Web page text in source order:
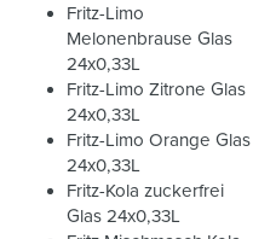
Fritz-Limo
Melonenbrause Glas
24x0,33L
Fritz-Limo Zitrone Glas
24x0,33L
Fritz-Limo Orange Glas
24x0,33L
Fritz-Kola zuckerfrei
Glas 24x0,33L